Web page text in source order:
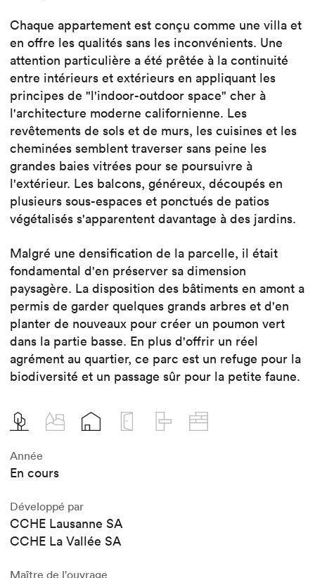
Chaque appartement est conçu comme une villa et
en offre les qualités sans les inconvénients. Une
attention particulière a été prêtée à la continuité
entre intérieurs et extérieurs en appliquant les
principes de "l'indoor-outdoor space" cher à
l'architecture moderne californienne. Les
revêtements de sols et de murs, les cuisines et les
cheminées semblent traverser sans peine les
grandes baies vitrées pour se poursuivre à
l'extérieur. Les balcons, généreux, découpés en
plusieurs sous-espaces et ponctués de patios
végétalisés s'apparentent davantage à des jardins.
Malgré une densification de la parcelle, il était
fondamental d'en préserver sa dimension
paysagère. La disposition des bâtiments en amont a
permis de garder quelques grands arbres et d'en
planter de nouveaux pour créer un poumon vert
dans la partie basse. En plus d'offrir un réel
agrément au quartier, ce parc est un refuge pour la
biodiversité et un passage sûr pour la petite faune.
Année
En cours
Développé par
CCHE Lausanne SA
CCHE La Vallée SA
Maître de l'ouvrage